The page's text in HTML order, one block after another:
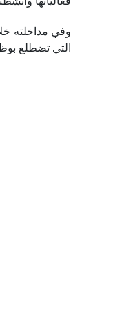
وفي مداخلته
التي تضطلع